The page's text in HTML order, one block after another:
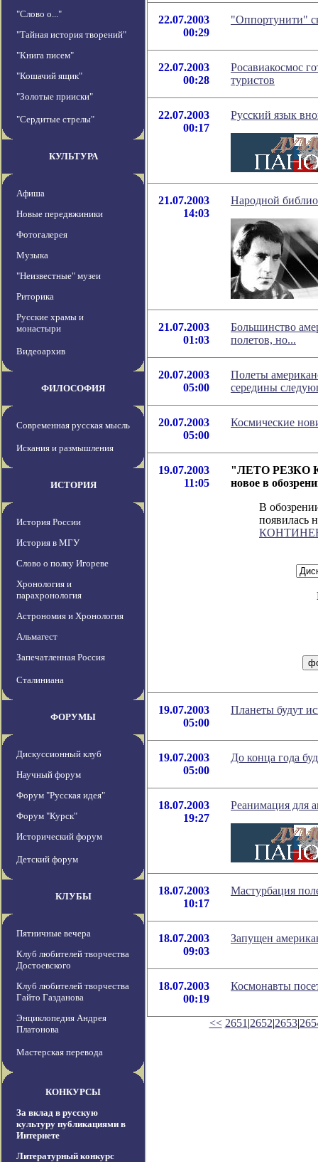
"Слово о..."
"Тайная история творений"
"Книга писем"
"Кошачий ящик"
"Золотые прииски"
"Сердитые стрелы"
КУЛЬТУРА
Афиша
Новые передвжиники
Фотогалерея
Музыка
"Неизвестные" музеи
Риторика
Русские храмы и
монастыри
Видеоархив
ФИЛОСОФИЯ
Современная русская мысль
Искания и размышления
ИСТОРИЯ
История России
История в МГУ
Слово о полку Игореве
Хронология и
парахронология
Астрономия и Хронология
Альмагест
Запечатленная Россия
Сталиниана
ФОРУМЫ
Дискуссионный клуб
Научный форум
Форум "Русская идея"
Форум "Курск"
Исторический форум
Детский форум
КЛУБЫ
Пятничные вечера
Клуб любителей творчества
Достоевского
Клуб любителей творчества
Гайто Газданова
Энциклопедия Андрея
Платонова
Мастерская перевода
КОНКУРСЫ
За вклад в русскую
культуру публикациями в
Интернете
Литературный конкурс
22.07.2003
00:29
"Оппортунити"
22.07.2003
00:28
Росавиакосмос
туристов
22.07.2003
00:17
Русский язык
21.07.2003
14:03
Народной
21.07.2003
01:03
Большинство
полетов, но...
20.07.2003
05:00
Полеты
середины
20.07.2003
05:00
Космические
19.07.2003
11:05
"ЛЕТО РЕЗКО
новое в
В
появилась
19.07.2003
05:00
Планеты будут
19.07.2003
05:00
До конца года
18.07.2003
19:27
Реанимация для
18.07.2003
10:17
Мастурбация
18.07.2003
09:03
Запущен
18.07.2003
00:19
Космонавты
<< 2651 |2652|2653|